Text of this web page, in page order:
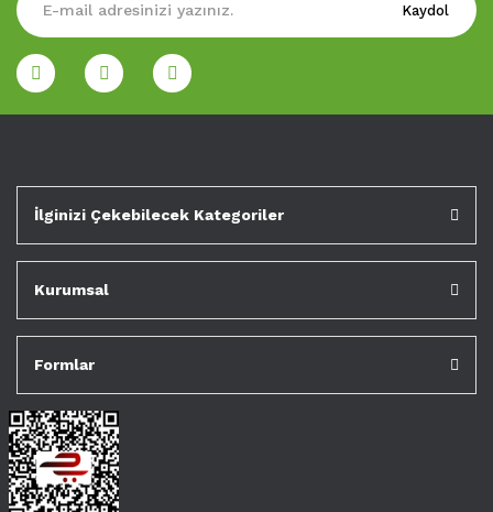
Kaydol
İlginizi Çekebilecek Kategoriler
Kurumsal
Formlar